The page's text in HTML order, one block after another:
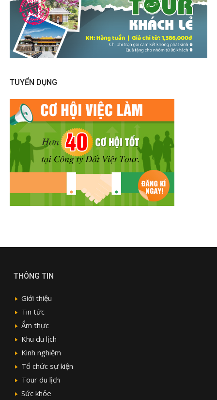
TUYỂN DỤNG
THÔNG TIN
Giới thiệu
Tin tức
Ẩm thực
Khu du lịch
Kinh nghiệm
Tổ chức sự kiện
Tour du lịch
Sức khỏe